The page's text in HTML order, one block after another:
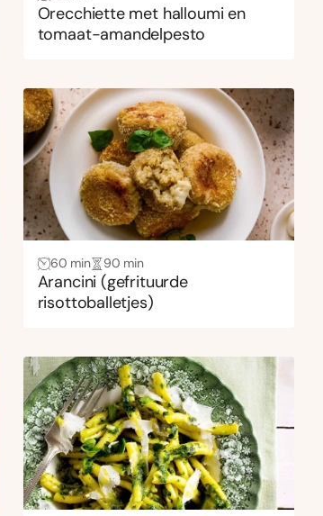
Orecchiette met halloumi en
tomaat-amandelpesto
60 min 90 min
Arancini (gefrituurde
risottoballetjes)